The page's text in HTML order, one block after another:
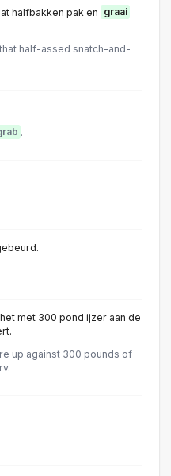
halfbakken pak en graai
half-assed snatch-and-
.
met 300 pond ijzer aan de
up against 300 pounds of